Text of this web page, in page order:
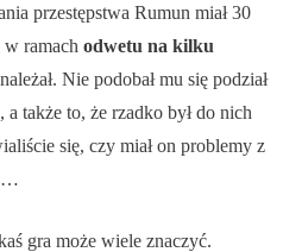
przestępstwa Rumun miał 30
ramach odwetu na kilku
Nie podobał mu się podział
także to, że rzadko był do nich
się, czy miał on problemy z
gra może wiele znaczyć.